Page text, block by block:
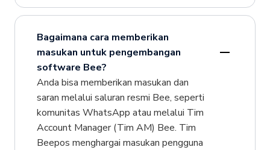
Bagaimana cara memberikan
masukan untuk pengembangan
software Bee?
Anda bisa memberikan masukan dan
saran melalui saluran resmi Bee, seperti
komunitas WhatsApp atau melalui Tim
Account Manager (Tim AM) Bee. Tim
Beepos menghargai masukan pengguna